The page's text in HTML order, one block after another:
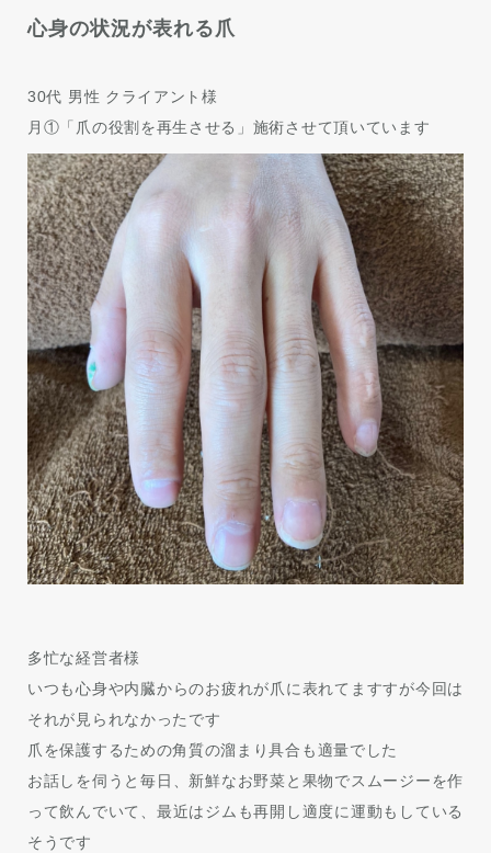
心身の状況が表れる爪
30代 男性 クライアント様
月①「爪の役割を再生させる」施術させて頂いています
多忙な経営者様
いつも心身や内臓からのお疲れが爪に表れてますすが今回は
それが見られなかったです
爪を保護するための角質の溜まり具合も適量でした
お話しを伺うと毎日、新鮮なお野菜と果物でスムージーを作
って飲んでいて、最近はジムも再開し適度に運動もしている
そうです